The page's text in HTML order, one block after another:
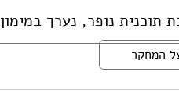
תוכנית נופר, נערך
המחקר